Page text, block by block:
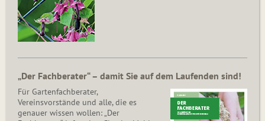
„Der Fachberater“ – damit Sie auf dem Laufenden sind!
Für Gartenfachberater,
Vereinsvorstände und alle, die es
genauer wissen wollen: „Der